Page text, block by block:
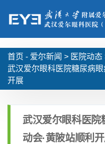
首页 - 爱尔新闻 > 医院动态
武汉爱尔眼科医院糖尿病眼
开展
武汉爱尔眼科医院
动会·黄陂站顺利